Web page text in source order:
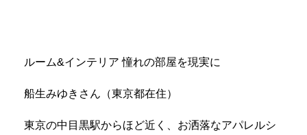
ルーム&インテリア 憧れの部屋を現実に
船生みゆきさん（東京都在住）
東京の中目黒駅からほど近く、お洒落なアパレルシ